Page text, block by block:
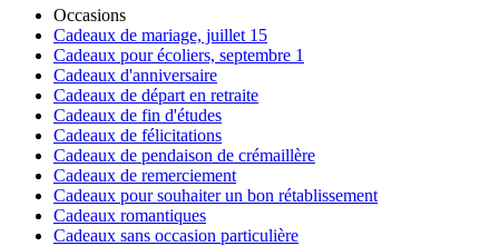
Occasions
Cadeaux de mariage, juillet 15
Cadeaux pour écoliers, septembre 1
Cadeaux d'anniversaire
Cadeaux de départ en retraite
Cadeaux de fin d'études
Cadeaux de félicitations
Cadeaux de pendaison de crémaillère
Cadeaux de remerciement
Cadeaux pour souhaiter un bon rétablissement
Cadeaux romantiques
Cadeaux sans occasion particulière